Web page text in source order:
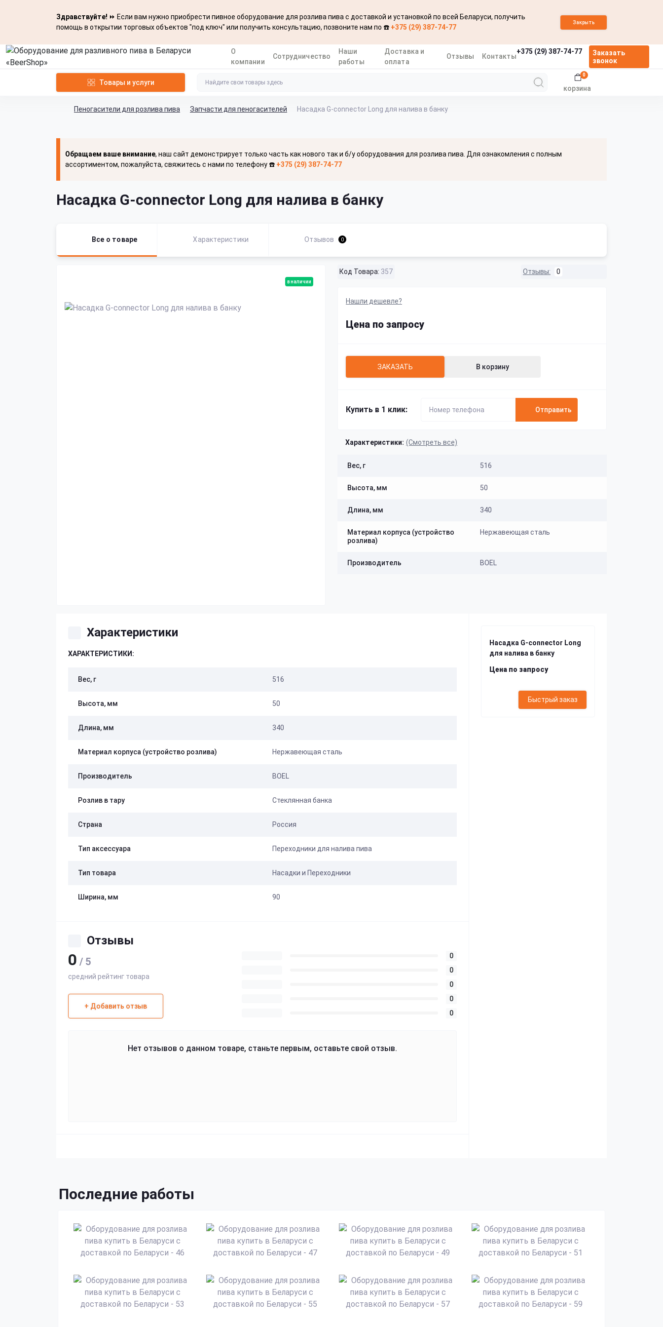
Здравствуйте! ⏩ Если вам нужно приобрести пивное оборудование для розлива пива с доставкой и установкой по всей Беларуси, получить
помощь в открытии торговых объектов "под ключ" или получить консультацию, позвоните нам по ☎️ +375 (29) 387-74-77
Закрыть
О
компании
Сотрудничество
Наши
работы
Доставка и
оплата
Отзывы Контакты
+375 (29) 387-74-77
Заказать
звонок
Товары и услуги
корзина
0
Пеногасители для розлива пива Запчасти для пеногасителей Насадка G-connector Long для налива в банку
Обращаем ваше внимание, наш сайт демонстрирует только часть как нового так и б/у оборудования для розлива пива. Для ознакомления с полным
ассортиментом, пожалуйста, свяжитесь с нами по телефону ☎️ +375 (29) 387-74-77
Насадка G-connector Long для налива в банку
Все о товаре Характеристики Отзывов 0
в наличии
Код Товара: 357 Отзывы: 0
Нашли дешевле?
Цена по запросу
ЗАКАЗАТЬ В корзину
Купить в 1 клик: Отправить
Характеристики: (Смотреть все)
Вес, г 516
Высота, мм 50
Длина, мм 340
Материал корпуса (устройство
розлива)
Нержавеющая сталь
Производитель BOEL
Характеристики
ХАРАКТЕРИСТИКИ:
Вес, г 516
Высота, мм 50
Длина, мм 340
Материал корпуса (устройство розлива) Нержавеющая сталь
Производитель BOEL
Розлив в тару Стеклянная банка
Страна Россия
Тип аксессуара Переходники для налива пива
Тип товара Насадки и Переходники
Ширина, мм 90
Отзывы
0 / 5
средний рейтинг товара
+ Добавить отзыв
0
0
0
0
0
Нет отзывов о данном товаре, станьте первым, оставьте свой отзыв.
Насадка G-connector Long
для налива в банку
Цена по запросу
Быстрый заказ
Последние работы